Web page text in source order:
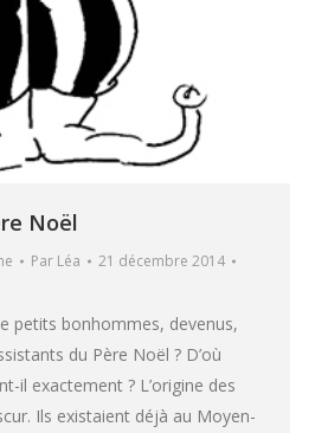
Noël
Par Léa
21 décembre 2014
petits bonhommes, devenus,
du Père Noël ? D’où
il exactement ? L’origine des
Ils existaient déjà au Moyen-